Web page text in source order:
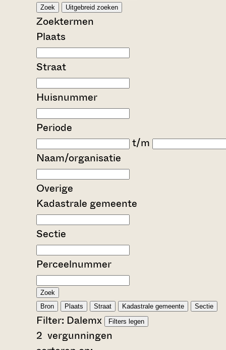
Zoek Uitgebreid zoeken
Zoektermen
Plaats
Straat
Huisnummer
Periode
t/m
Naam/organisatie
Overige
Kadastrale gemeente
Sectie
Perceelnummer
Zoek
Bron
Plaats Straat Kadastrale gemeente Sectie
Filter: Dalemx Filters legen
2 vergunningen